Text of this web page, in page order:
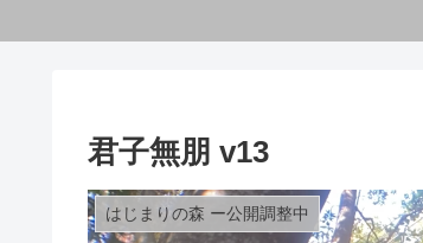
君子無朋 v13
はじまりの森 ー公開調整中